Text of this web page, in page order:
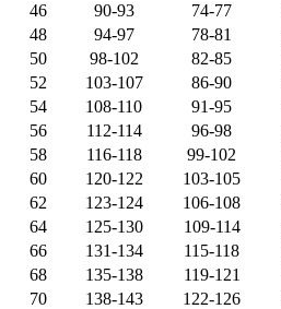
46
90-93 74-77
48
94-97 78-81
50
98-102 82-85
52
103-107 86-90
54
108-110 91-95
56
112-114 96-98
58
116-118 99-102
60
120-122 103-105
62
123-124 106-108
64
125-130 109-114
66
131-134 115-118
68
135-138 119-121
70
138-143 122-126